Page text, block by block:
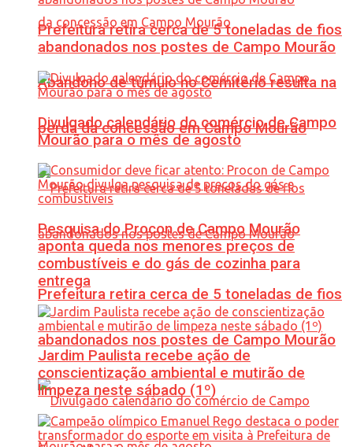
Abandono de túmulo no Cemitério resulta na
perda da concessão em Campo Mourão
Prefeitura retira cerca de 5 toneladas de fios
abandonados nos postes de Campo Mourão
Prefeitura retira cerca de 5 toneladas de fios
abandonados nos postes de Campo Mourão
Divulgado calendário do comércio de Campo
Mourão para o mês de agosto
Pesquisa do Procon de Campo Mourão
aponta queda nos menores preços de
combustíveis e do gás de cozinha para
entrega
Jardim Paulista recebe ação de
conscientização ambiental e mutirão de
limpeza neste sábado (1º)